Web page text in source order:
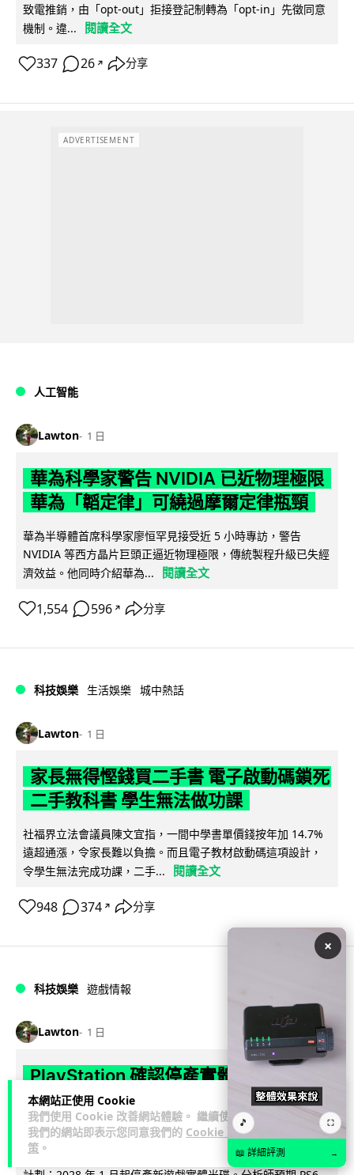
本網站正使用 Cookie
我們使用 Cookie 改善網站體驗。 繼續使用
我們的網站即表示您同意我們的 Cookie 政
策 。
致電推銷，由「opt-out」拒接登記制轉為「opt-in」先徵同意
機制。違...
閱讀全文
337 26 ↗ 分享
ADVERTISEMENT
人工智能
Lawton 1 日
華為科學家警告 NVIDIA 已近物理極限
華為「韜定律」可繞過摩爾定律瓶頸
華為半導體首席科學家廖恒罕見接受近 5 小時專訪，警告
NVIDIA 等西方晶片巨頭正逼近物理極限，傳統製程升級已失經
濟效益。他同時介紹華為...
閱讀全文
1,554 596 ↗ 分享
科技娛樂 生活娛樂 城中熱話
Lawton 1 日
家長無得慳錢買二手書 電子啟動碼鎖死
二手教科書 學生無法做功課
社福界立法會議員陳文宜指，一間中學書單價錢按年加 14.7%
遠超通漲，令家長難以負擔。而且電子教材啟動碼這項設計，
令學生無法完成功課，二手...
閱讀全文
948 374 ↗ 分享
科技娛樂 遊戲情報
Lawton 1 日
PlayStation 確認停產實體光碟 包裝印
出重要通告 2028 年 1 月後不出光碟遊
戲
Sony 已在 PS5 主機包裝加貼提示貼紙，重申官方 7 月已公布
×
🎵 ⛶
📖 詳細評測 →